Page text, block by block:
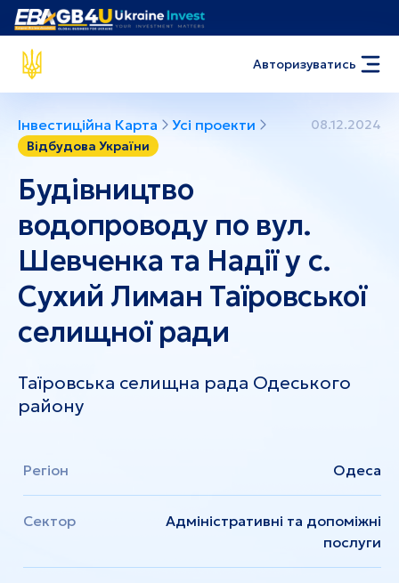
Авторизуватись
Інвестиційна Карта Усі проекти
08.12.2024
Відбудова України
Будівництво
водопроводу по вул.
Шевченка та Надії у с.
Сухий Лиман Таїровської
селищної ради
Таїровська селищна рада Одеського
району
Регіон Одеса
Сектор
Адміністративні та допоміжні
послуги